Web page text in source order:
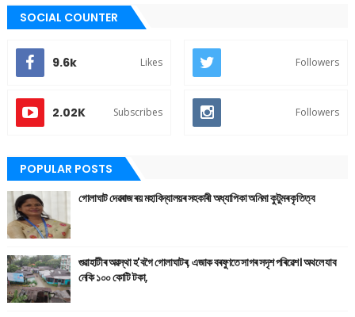
SOCIAL COUNTER
9.6k Likes Followers
2.02K Subscribes Followers
POPULAR POSTS
গোলাঘাট দেৱৰাজ ৰয় মহাবিদ্যালয়ৰ সহকাৰী অধ্যাপিকা অনিমা কুটুমৰ কৃতিত্ব
গুৱাহাটীৰ অৱস্থা হ'বগৈ গোলাঘাটৰ, এজাক বৰষুণতে সাগৰ সদৃশ পৰিৱেশ। অথলে যাব
নেকি ১০০ কোটি টকা,